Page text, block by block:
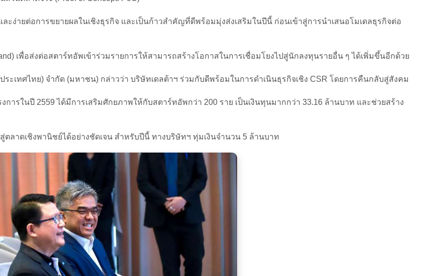
ง่ายต่อการขยายผลในเชิงธุรกิจ และเป็นก้าวสำคัญที่ดีพร้อมมุ่งส่งเสริมในปีนี้ ก่อนเข้าสู่การนำเสนอโมเดลธุรกิจต่อ
เพื่อส่งต่อสตาร์ทอัพเข้าร่วมรายการให้สามารถสร้างโอกาสในการเชื่อมโยงไปสู่นักลงทุนรายอื่น ๆ ได้เพิ่มขึ้นอีกด้วย
ะเทศไทย) จำกัด (มหาชน) กล่าวว่า บริษัทเดลต้าฯ ร่วมกับดีพร้อมในการดำเนินธุรกิจเชิง CSR โดยการคืนกลับสู่สังคม
การในปี 2559 ได้มีการเสริมศักยภาพให้กับสตาร์ทอัพกว่า 200 ราย เป็นเงินทุนมากกว่า 33.16 ล้านบาท และช่วยสร้าง
ลาดเชิงพานิชย์ได้อย่างชัดเจน สำหรับปีนี้ ทางบริษัทฯ ทุ่มเงินจำนวน 5 ล้านบาท